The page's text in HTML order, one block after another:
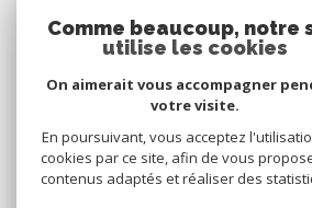
NOS
Comme beaucoup, notre
utilise les cookies
On aimerait vous accompagner
votre visite.
En poursuivant, vous acceptez
cookies par ce site, afin de vous
contenus adaptés et réaliser des